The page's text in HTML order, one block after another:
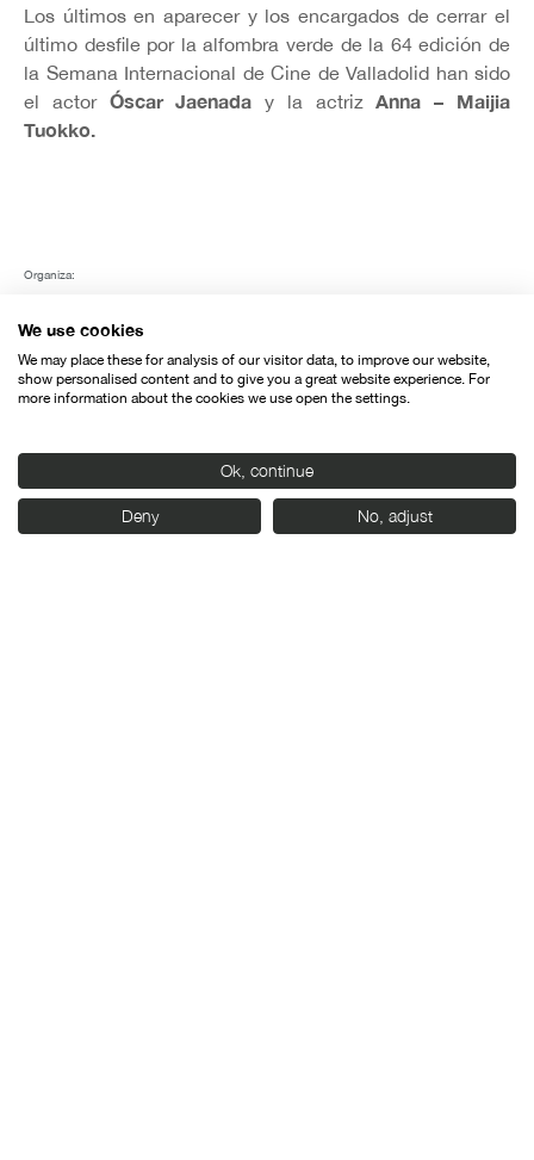
Los últimos en aparecer y los encargados de cerrar el
último desfile por la alfombra verde de la 64 edición de
la Semana Internacional de Cine de Valladolid han sido
el actorÓscar Jaenada y la actrizAnna – Maijia
Tuokko.
Organiza:
Con el apoyo de:
We use cookies
We may place these for analysis of our visitor data, to improve our website,
show personalised content and to give you a great website experience. For
more information about the cookies we use open the settings.
Ok, continue
Deny No, adjust